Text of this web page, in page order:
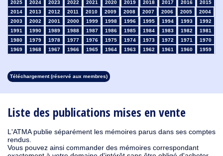
Liste des publications mises en vente
L'ATMA publie séparément les mémoires parus dans ses comptes
rendus.
Vous pouvez ainsi commander des mémoires correspondant
2025 2024 2023 2022 2021 2020 2019 2018 2017 2016
2015
2014
2013 2012 2011 2010 2009 2008 2007 2006 2005
2004
2003
2002 2001 2000 1999 1998 1996 1995 1994 1993
1992
1991
1990 1989 1988 1987 1986 1985 1984 1983 1982
1981
1980
1979 1978 1977 1976 1975 1974 1973 1972 1971
1970
1969
1968 1967 1966 1965 1964 1963 1962 1961 1960
1959
1931
1930 1928 1927 1926 1925
Téléchargement (réservé aux membres)